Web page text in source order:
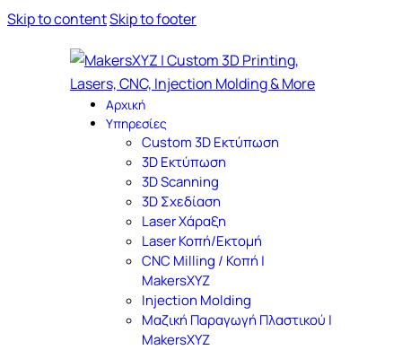
Skip to contentSkip to footer
Αρχική
Υπηρεσίες
Custom 3D Εκτύπωση
3D Εκτύπωση
3D Scanning
3D Σχεδίαση
Laser Χάραξη
Laser Κοπή/Εκτομή
CNC Milling / Κοπή |
MakersXYZ
Injection Molding
Μαζική Παραγωγή Πλαστικού |
MakersXYZ